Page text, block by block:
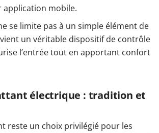
application mobile.
se limite pas à un simple élément de
un véritable dispositif de contrôle
l’entrée tout en apportant confort
électrique : tradition et
reste un choix privilégié pour les